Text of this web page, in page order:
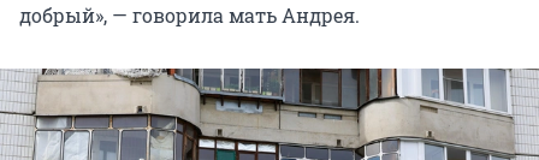
добрый», — говорила мать Андрея.